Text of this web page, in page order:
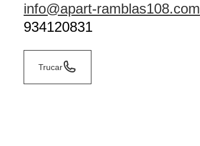
info@apart-ramblas108.com
934120831
Trucar